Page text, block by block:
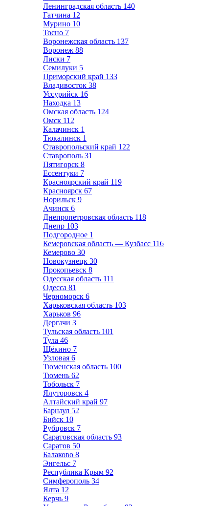
Ленинградская область 140
Гатчина 12
Мурино 10
Тосно 7
Воронежская область 137
Воронеж 88
Лиски 7
Семилуки 5
Приморский край 133
Владивосток 38
Уссурийск 16
Находка 13
Омская область 124
Омск 112
Калачинск 1
Тюкалинск 1
Ставропольский край 122
Ставрополь 31
Пятигорск 8
Ессентуки 7
Красноярский край 119
Красноярск 67
Норильск 9
Ачинск 6
Днепропетровская область 118
Днепр 103
Подгородное 1
Кемеровская область — Кузбасс 116
Кемерово 30
Новокузнецк 30
Прокопьевск 8
Одесская область 111
Одесса 81
Черноморск 6
Харьковская область 103
Харьков 96
Дергачи 3
Тульская область 101
Тула 46
Щёкино 7
Узловая 6
Тюменская область 100
Тюмень 62
Тобольск 7
Ялуторовск 4
Алтайский край 97
Барнаул 52
Бийск 10
Рубцовск 7
Саратовская область 93
Саратов 50
Балаково 8
Энгельс 7
Республика Крым 92
Симферополь 34
Ялта 12
Керчь 9